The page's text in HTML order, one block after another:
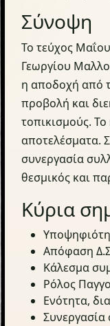
Σύνοψη
Το τεύχος
Γεωργίου
η αποδοχή από
προβολή και
τοπικισμούς.
αποτελέσματα.
συνεργασία
θεσμικός και
Κύρια
Απόφαση
Κάλεσμα
Ρόλος
Ενότητα,
Συνεργασία